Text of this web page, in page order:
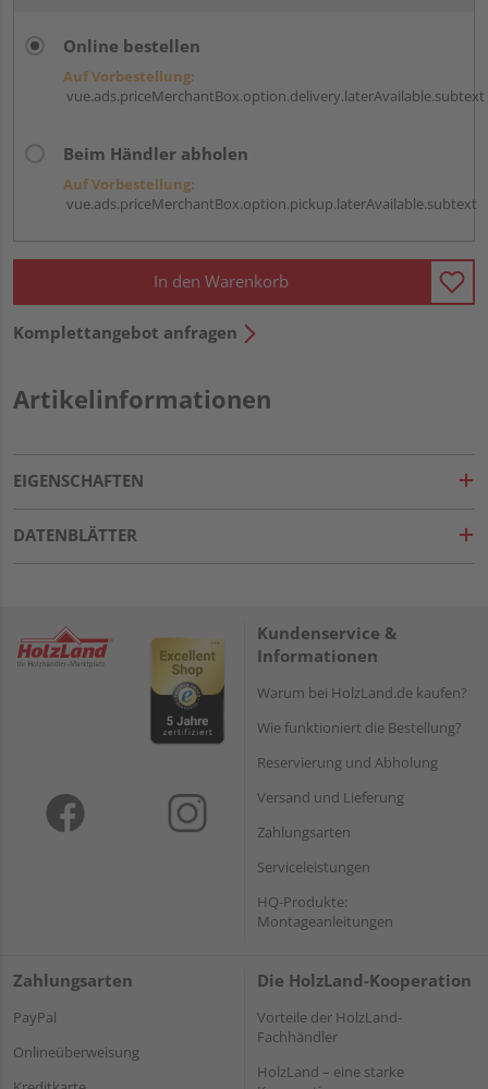
Online bestellen
Auf Vorbestellung:
vue.ads.priceMerchantBox.option.delivery.laterAvailable.subtext
Beim Händler abholen
Auf Vorbestellung:
vue.ads.priceMerchantBox.option.pickup.laterAvailable.subtext
In den Warenkorb
Komplettangebot anfragen
Artikelinformationen
EIGENSCHAFTEN
DATENBLÄTTER
Kundenservice &
Informationen
Warum bei HolzLand.de kaufen?
Wie funktioniert die Bestellung?
Reservierung und Abholung
Versand und Lieferung
Zahlungsarten
Serviceleistungen
HQ-Produkte:
Montageanleitungen
Zahlungsarten
PayPal
Onlineüberweisung
Die HolzLand-Kooperation
Vorteile der HolzLand-
Fachhändler
HolzLand – eine starke